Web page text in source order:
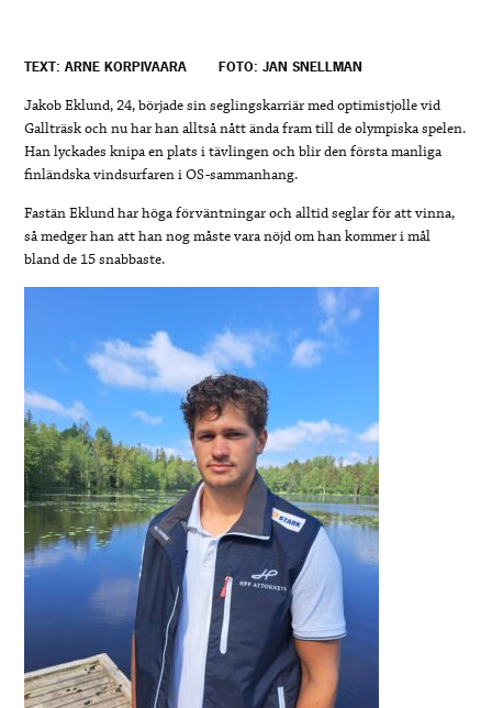
TEXT: ARNE KORPIVAARA FOTO: JAN SNELLMAN
Jakob Eklund, 24, började sin seglingskarriär med optimistjolle vid
Gallträsk och nu har han alltså nått ända fram till de olympiska spelen.
Han lyckades knipa en plats i tävlingen och blir den första manliga
finländska vindsurfaren i OS-sammanhang.
Fastän Eklund har höga förväntningar och alltid seglar för att vinna,
så medger han att han nog måste vara nöjd om han kommer i mål
bland de 15 snabbaste.